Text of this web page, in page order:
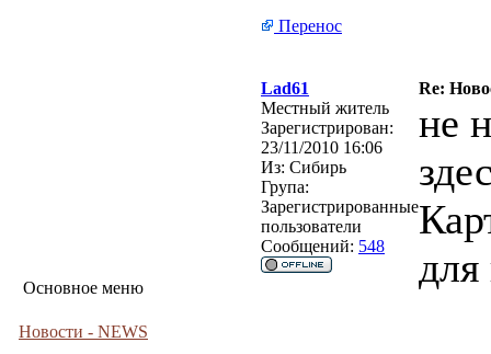
Основное меню
Новости - NEWS
Перенос
Lad61
Re:
Местный житель
Зарегистрирован:
23/11/2010 16:06
Из: Сибирь
Група:
Зарегистрированные
пользователи
Сообщений: 548
не